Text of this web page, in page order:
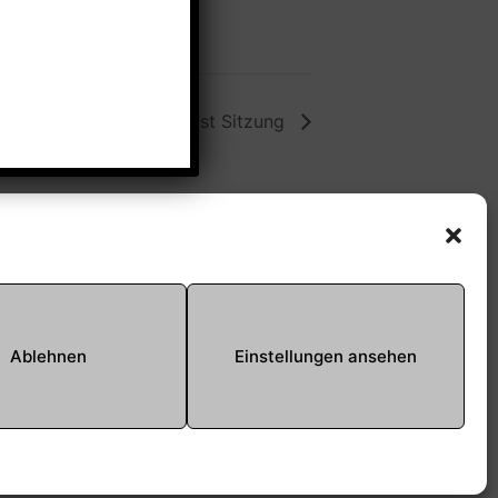
Ablehnen Einstellungen ansehen
Stadtteilbeirat Ost Sitzung
E-Mail: